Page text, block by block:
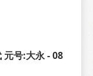
元号:大永 - 08